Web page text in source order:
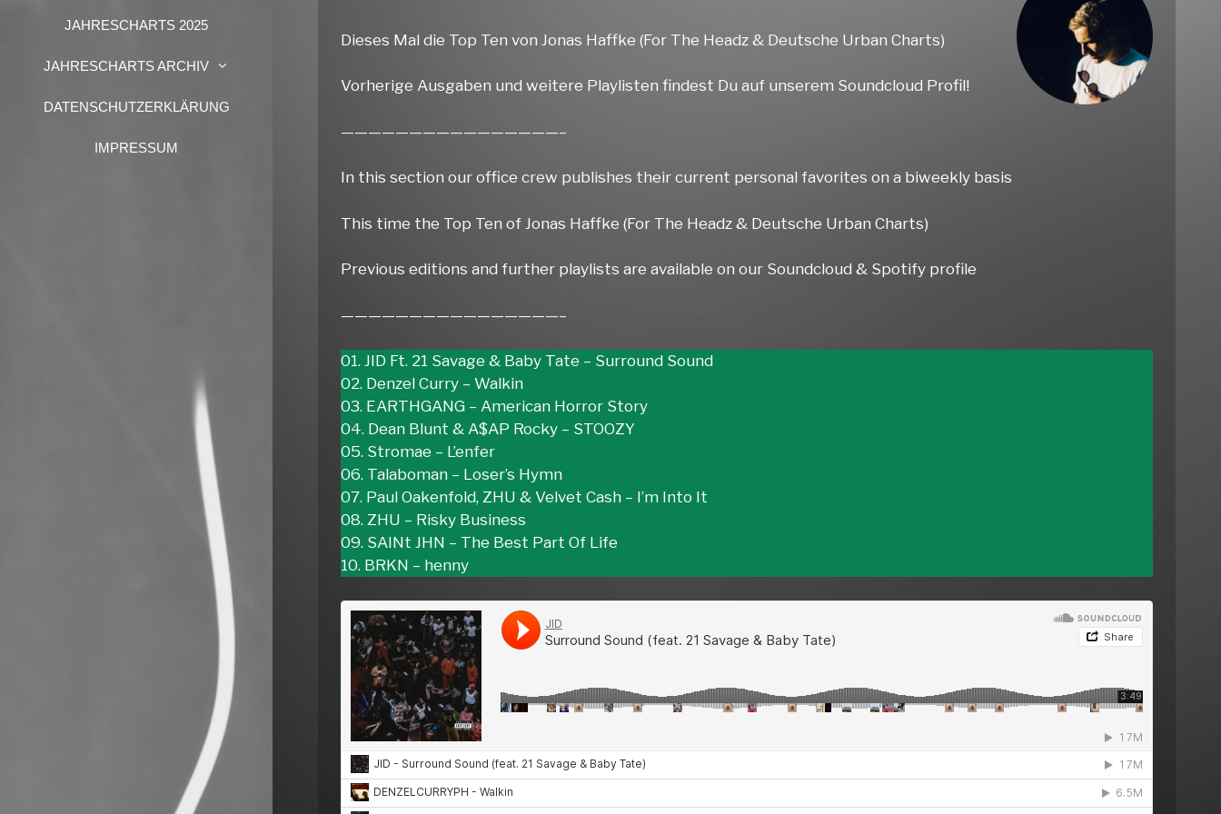
JAHRESCHARTS 2025
JAHRESCHARTS ARCHIV
DATENSCHUTZERKLÄRUNG
IMPRESSUM
Dieses Mal die Top Ten von Jonas Haffke (For The Headz & Deutsche Urban Charts)
Vorherige Ausgaben und weitere Playlisten findest Du auf unserem Soundcloud Profil!
————————————————–
In this section our office crew publishes their current personal favorites on a biweekly basis
This time the Top Ten of Jonas Haffke (For The Headz & Deutsche Urban Charts)
Previous editions and further playlists are available on our Soundcloud & Spotify profile
————————————————–
01. JID Ft. 21 Savage & Baby Tate – Surround Sound
02. Denzel Curry – Walkin
03. EARTHGANG – American Horror Story
04. Dean Blunt & A$AP Rocky – STOOZY
05. Stromae – L’enfer
06. Talaboman – Loser’s Hymn
07. Paul Oakenfold, ZHU & Velvet Cash – I’m Into It
08. ZHU – Risky Business
09. SAINt JHN – The Best Part Of Life
10. BRKN – henny